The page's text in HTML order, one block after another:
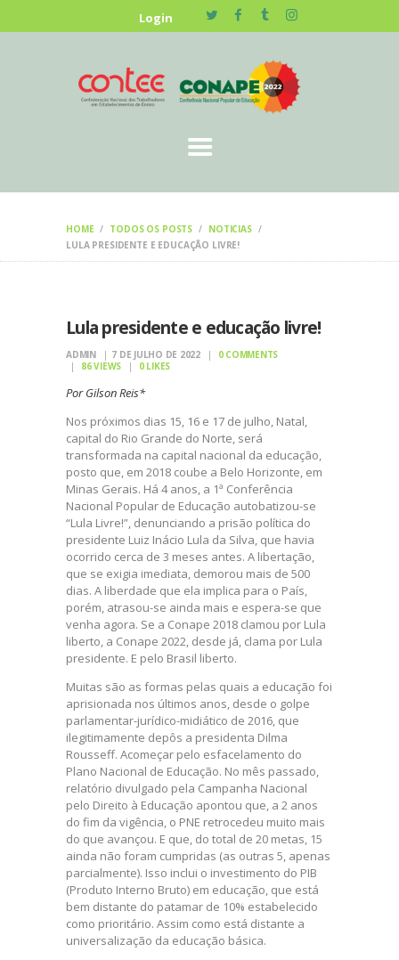
Login
HOME TODOS OS POSTS
NOTICIAS
LULA PRESIDENTE E EDUCAÇÃO LIVRE!
HOME
Lula presidente e educação livre!
ADMIN 7 DE JULHO DE 2022 0 COMMENTS
86VIEWS 0 LIKES
Por Gilson Reis*
Nos próximos dias 15, 16 e 17 de julho, Natal,
capital do Rio Grande do Norte, será
transformada na capital nacional da educação,
posto que, em 2018 coube a Belo Horizonte, em
Minas Gerais. Há 4 anos, a 1ª Conferência
Nacional Popular de Educação autobatizou-se
“Lula Livre!”, denunciando a prisão política do
presidente Luiz Inácio Lula da Silva, que havia
ocorrido cerca de 3 meses antes. A libertação,
que se exigia imediata, demorou mais de 500
dias. A liberdade que ela implica para o País,
porém, atrasou-se ainda mais e espera-se que
venha agora. Se a Conape 2018 clamou por Lula
liberto, a Conape 2022, desde já, clama por Lula
presidente. E pelo Brasil liberto.
Muitas são as formas pelas quais a educação foi
aprisionada nos últimos anos, desde o golpe
parlamentar-jurídico-midiático de 2016, que
ilegitimamente depôs a presidenta Dilma
Rousseff. Acomeçar pelo esfacelamento do
Plano Nacional de Educação. No mês passado,
relatório divulgado pela Campanha Nacional
pelo Direito à Educação apontou que, a 2 anos
do fim da vigência, o PNE retrocedeu muito mais
do que avançou. E que, do total de 20 metas, 15
ainda não foram cumpridas (as outras 5, apenas
parcialmente). Isso inclui o investimento do PIB
(Produto Interno Bruto) em educação, que está
bem distante do patamar de 10% estabelecido
como prioritário. Assim como está distante a
universalização da educação básica.